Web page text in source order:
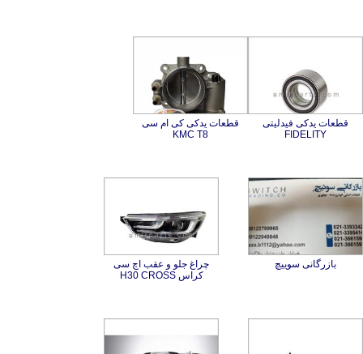
قطعات یدکی فیدلیتی
FIDELITY
قطعات یدکی کی ام سی
KMC T8
بازرگانی سوییچ
چراغ جلو و عقب اچ سی
کراس H30 CROSS